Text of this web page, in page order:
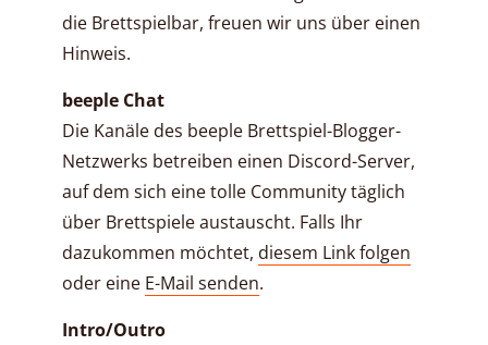
die Brettspielbar, freuen wir uns über einen
Hinweis.
beeple Chat
Die Kanäle des beeple Brettspiel-Blogger-
Netzwerks betreiben einen Discord-Server,
auf dem sich eine tolle Community täglich
über Brettspiele austauscht. Falls Ihr
dazukommen möchtet, diesem Link folgen
oder eine E-Mail senden.
Intro/Outro